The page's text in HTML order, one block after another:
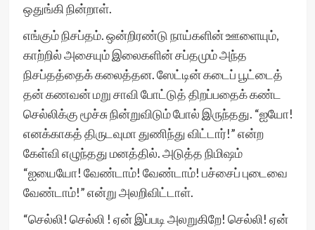
ஒதுங்கி நின்றாள்.
எங்கும் நிசப்தம். ஒன்றிரண்டு நாய்களின் ஊளையும்,
காற்றில் அசையும் இலைகளின் சப்தமும் அந்த
நிசப்தத்தைக் கலைத்தன. ஸேட்டின் கடைப் பூட்டைத்
தன் கணவன் மறு சாவி போட்டுத் திறப்பதைக் கண்ட
செல்லிக்கு மூச்சு நின்றுவிடும் போல் இருந்தது. “ஐயோ!
எனக்காகத் திருடவுமா துணிந்து விட்டார்!” என்ற
கேள்வி எழுந்தது மனத்தில். அடுத்த நிமிஷம்
“ஐயையோ! வேண்டாம்! வேண்டாம்! பச்சைப் புடைவை
வேண்டாம்!” என்று அலறிவிட்டாள்.
“செல்லி! செல்லி ! ஏன் இப்படி அலறுகிறே! செல்லி! ஏன்